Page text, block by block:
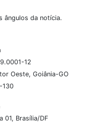
ângulos da notícia.
12
Oeste, Goiânia-GO
130
01, Brasília/DF